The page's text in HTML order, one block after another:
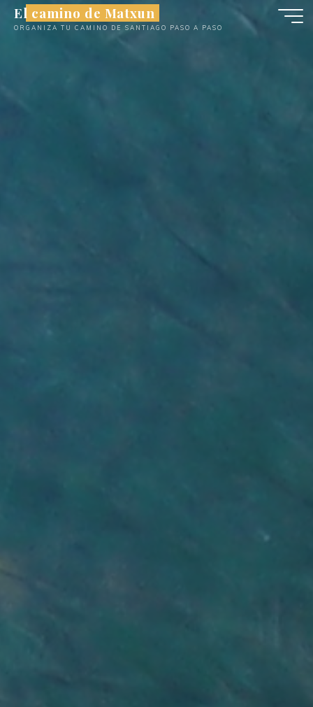
SaltarEl camino de Matxun
ORGANIZA TU CAMINO DE SANTIAGO PASO A PASO